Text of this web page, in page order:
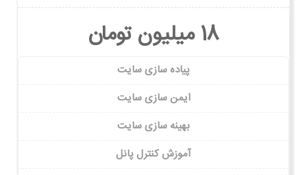
18 میلیون تومان
پیاده سازی سایت
ایمن سازی سایت
بهینه سازی سایت
آموزش کنترل پانل